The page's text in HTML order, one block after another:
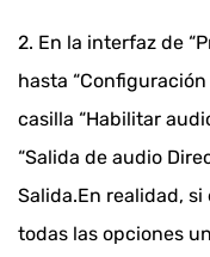
2. En la interfaz de
hasta
casilla “Habilitar
“Salida de audio
Salida.En realidad,
todas las opciones